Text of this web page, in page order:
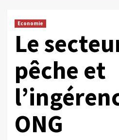
Economie
Le
pêche et
ONG